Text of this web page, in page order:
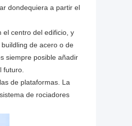
dondequiera a partir el
el centro del edificio, y
de acero o de
siempre posible añadir
futuro.
de plataformas. La
de rociadores